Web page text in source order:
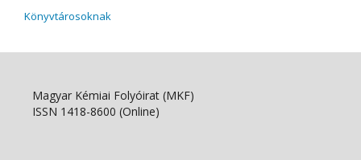
Könyvtárosoknak
Magyar Kémiai Folyóirat (MKF)
ISSN 1418-8600 (Online)